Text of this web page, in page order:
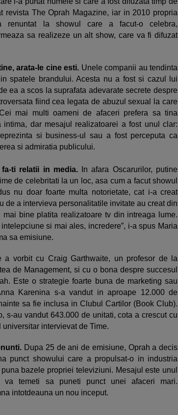
revista The Oprah Magazine, iar in 2010 propria
renuntat la showul care a facut-o celebra,
sa realizeze un alt show, care va fi difuzat
arata-le cine esti. Unele companii au tendinta
spatele brandului. Acesta nu a fost si cazul lui
ea a scos la suprafata adevarate secrete despre
fiind cea legata de abuzul sexual la care
mai multi oameni de afaceri prefera sa tina
dar mesajul realizatoarei a fost unul clar:
si business-ul sau a fost perceputa ca
si admiratia publicului.
ti relatii in media.
In afara Oscarurilor, putine
de celebritati la un loc, asa cum a facut showul
nu doar foarte multa notorietate, cat i-a creat
de a intervieva personalitatile invitate au creat din
bine platita realizatoare tv din intreaga lume.
si mai ales, incredere”, i-a spus Maria
sa emisiune.
a vorbit cu Craig Garthwaite, un profesor de la
de Management, si cu o bona despre succesul
Este o strategie foarte buna de marketing sau
Karenina s-a vandut in aproape 12.000 de
sa fie inclusa in Clubul Cartilor (Book Club).
s-au vandut 643.000 de unitati, cota a crescut cu
universitar intervievat de Time.
Dupa 25 de ani de emisiune, Oprah a decis
punct showului care a propulsat-o in industria
bazele propriei televiziuni. Mesajul este unul
va temeti sa puneti punct unei afaceri mari.
intotdeauna un nou inceput.